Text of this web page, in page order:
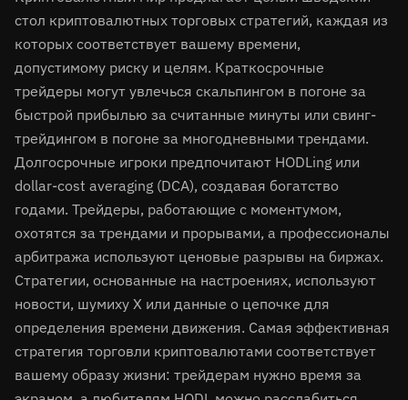
стол криптовалютных торговых стратегий, каждая из
которых соответствует вашему времени,
допустимому риску и целям. Краткосрочные
трейдеры могут увлечься скальпингом в погоне за
быстрой прибылью за считанные минуты или свинг-
трейдингом в погоне за многодневными трендами.
Долгосрочные игроки предпочитают HODLing или
dollar-cost averaging (DCA), создавая богатство
годами. Трейдеры, работающие с моментумом,
охотятся за трендами и прорывами, а профессионалы
арбитража используют ценовые разрывы на биржах.
Стратегии, основанные на настроениях, используют
новости, шумиху X или данные о цепочке для
определения времени движения. Самая эффективная
стратегия торговли криптовалютами соответствует
вашему образу жизни: трейдерам нужно время за